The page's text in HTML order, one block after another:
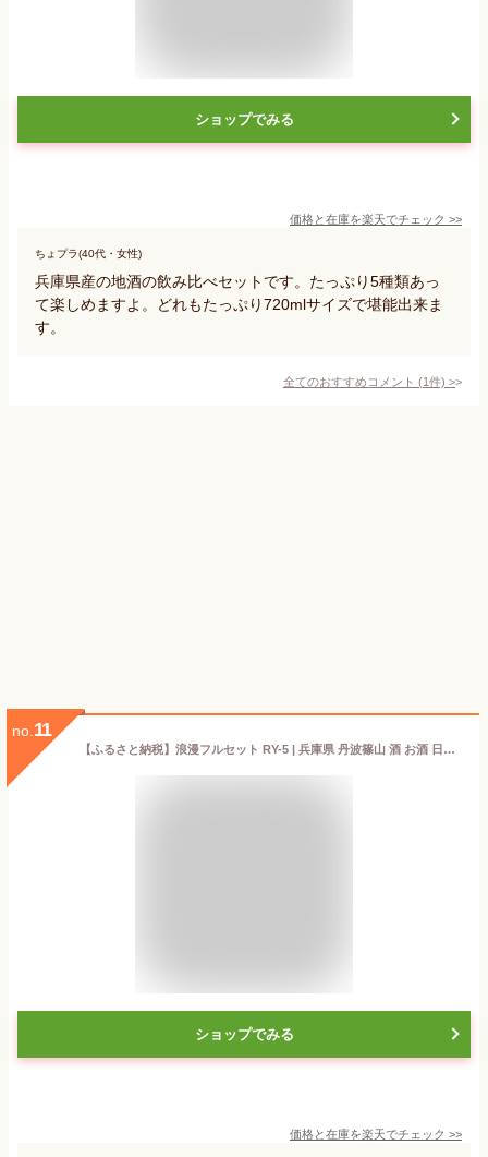
ショップでみる
価格と在庫を楽天でチェック >>
ちょプラ(40代・女性)
兵庫県産の地酒の飲み比べセットです。たっぷり5種類あっ
て楽しめますよ。どれもたっぷり720mlサイズで堪能出来ま
す。
全てのおすすめコメント (1件) >
no. 11
【ふるさと納税】浪漫フルセット RY-5 | 兵庫県 丹波篠山 酒 お酒 日本酒 清酒 地酒 リキュール お取り寄せ ギフト プレゼント 特産品 特産 名産品 お土産 贈り物 贈答品 5本セット 詰め合わせ 飲み比べ 飲み比べセット
ショップでみる
価格と在庫を楽天でチェック >>